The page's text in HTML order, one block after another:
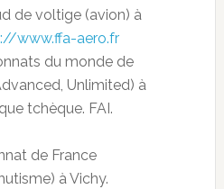
de voltige (avion) à
www.ffa-aero.fr
du monde de
Unlimited) à
tchèque. FAI.
de France
à Vichy.